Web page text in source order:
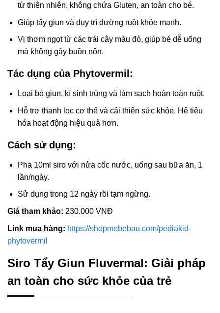
từ thiên nhiên, không chứa Gluten, an toàn cho bé.
Giúp tẩy giun và duy trì đường ruột khỏe mạnh.
Vị thơm ngọt từ các trái cây màu đỏ, giúp bé dễ uống
mà không gây buồn nôn.
Tác dụng của Phytovermil:
Loại bỏ giun, kí sinh trùng và làm sạch hoàn toàn ruột.
Hỗ trợ thanh lọc cơ thể và cải thiện sức khỏe. Hệ tiêu
hóa hoạt động hiệu quả hơn.
Cách sử dụng:
Pha 10ml siro với nửa cốc nước, uống sau bữa ăn, 1
lần/ngày.
Sử dụng trong 12 ngày rồi tạm ngừng.
Giá tham khảo: 230.000 VNĐ
Link mua hàng: https://shopmebebau.com/pediakid-
phytovermil
Siro Tẩy Giun Fluvermal: Giải pháp
an toàn cho sức khỏe của trẻ